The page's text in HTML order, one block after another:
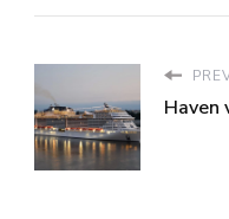
Haven